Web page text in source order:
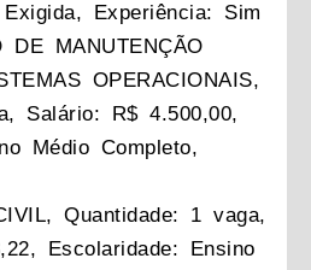
Experiência: Sim
DE MANUTENÇÃO
OPERACIONAIS,
Salário: R$ 4.500,00,
Médio Completo,
Quantidade: 1 vaga,
Escolaridade: Ensino